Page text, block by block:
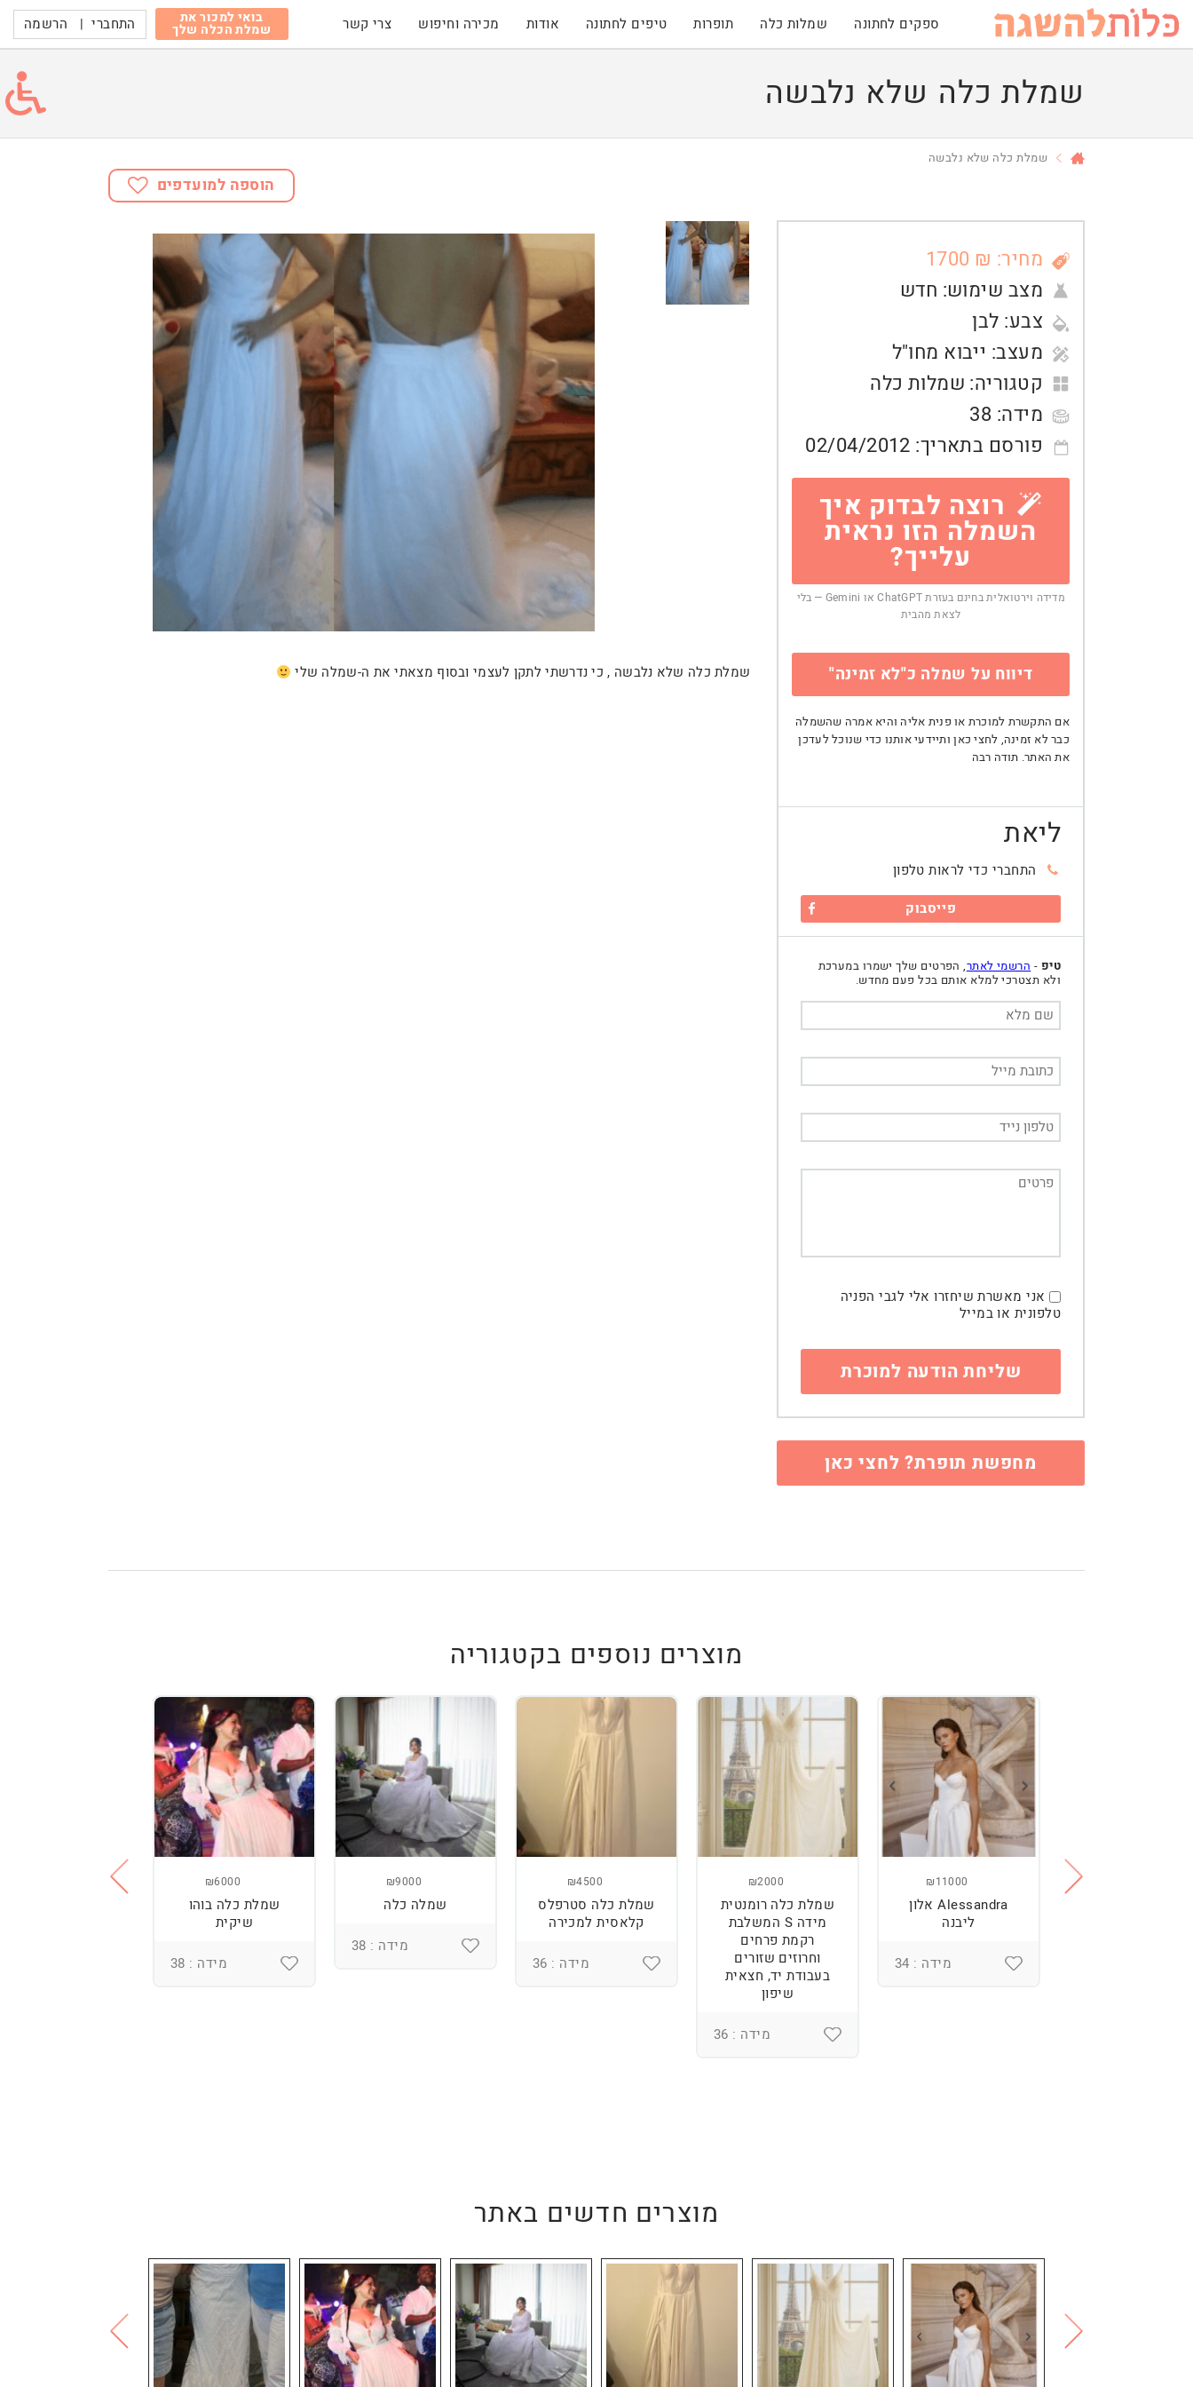
ספקים לחתונה שמלות כלה תופרות טיפים לחתונה אודות מכירה וחיפוש צרי קשר בואי למכור את
שמלת הכלה שלך התחברי | הרשמה
שמלת כלה שלא נלבשה
שמלת כלה שלא נלבשה
הוספה למועדפים
מחיר: ₪ 1700
מצב שימוש: חדש
צבע: לבן
מעצב: ייבוא מחו"ל
קטגוריה: שמלות כלה
מידה: 38
פורסם בתאריך: 02/04/2012
רוצה לבדוק איך
השמלה הזו נראית
עלייך?
מדידה וירטואלית בחינם בעזרת ChatGPT או Gemini — בלי
לצאת מהבית
דיווח על שמלה כ"לא זמינה"
אם התקשרת למוכרת או פנית אליה והיא אמרה שהשמלה
כבר לא זמינה, לחצי כאן ותיידעי אותנו כדי שנוכל לעדכן
את האתר. תודה רבה
ליאת
התחברי כדי לראות טלפון
פייסבוק
טיפ - הרשמי לאתר, הפרטים שלך ישמרו במערכת
ולא תצטרכי למלא אותם בכל פעם מחדש.
אני מאשרת שיחזרו אלי לגבי הפניה
טלפונית או במייל
מחפשת תופרת? לחצי כאן
שמלת כלה שלא נלבשה , כי נדרשתי לתקן לעצמי ובסוף מצאתי את ה-שמלה שלי
מוצרים נוספים בקטגוריה
₪11000
Alessandra אלון
ליבנה
מידה : 34
₪2000
שמלת כלה רומנטית
מידה S המשלבת
רקמת פרחים
וחרוזים שזורים
בעבודת יד, חצאית
שיפון
מידה : 36
₪4500
שמלת כלה סטרפלס
קלאסית למכירה
מידה : 36
₪9000
שמלה כלה
מידה : 38
₪6000
שמלת כלה בוהו
שיקית
מידה : 38
מוצרים חדשים באתר